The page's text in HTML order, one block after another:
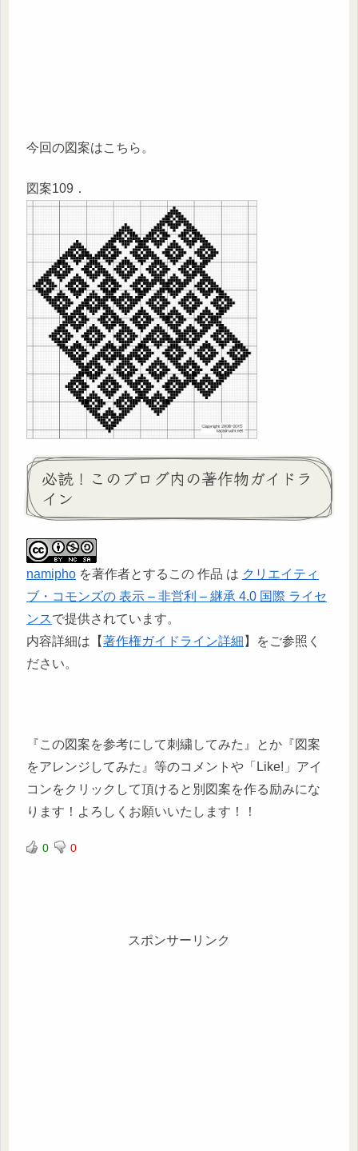
今回の図案はこちら。
図案109．
必読！このブログ内の著作物ガイドラ
イン
namipho を著作者とするこの 作品 は クリエイティ
ブ・コモンズの 表示 – 非営利 – 継承 4.0 国際 ライセ
ンスで提供されています。
内容詳細は【著作権ガイドライン詳細 】をご参照く
ださい。
『この図案を参考にして刺繍してみた』とか『図案
をアレンジしてみた』等のコメントや「Like!」アイ
コンをクリックして頂けると別図案を作る励みにな
ります！よろしくお願いいたします！！
0 0
スポンサーリンク